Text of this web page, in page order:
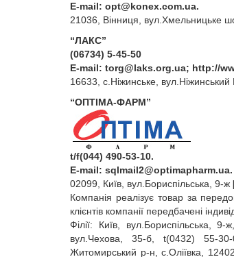
E‑mail: opt@konex.com.ua.
21036, Вінниця, вул.Хмельницьке
“ЛАКС”
(06734) 5-45-50
E‑mail: torg@laks.org.ua; http://
16633, с.Ніжинське,
“ОПТІМА-ФАРМ”
t/f(044) 490-53-10.
E‑mail: sqlmail2@optimapharm.ua.
02099, Київ, вул.Бориспільська, 9-ж
Компанія реалізує товар за
клієнтів компанії передбачені
Філії: Київ, вул.Бориспільська,
вул.Чехова, 35‑б, t(0432)
Житомирський р‑н, с.Оліївка,